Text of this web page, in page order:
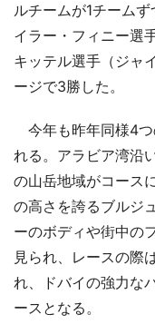
ルチームが1チーム
イラー・フィニー選
キッテル選手（ジャ
ージで3勝した。
今年も昨年同様4つ
れる。アラビア湾沿
の山岳地域がコース
の高さを誇るブルジ
ーのボディや街中の
見られ、レースの際
れ、ドバイの強力な
ースとなる。